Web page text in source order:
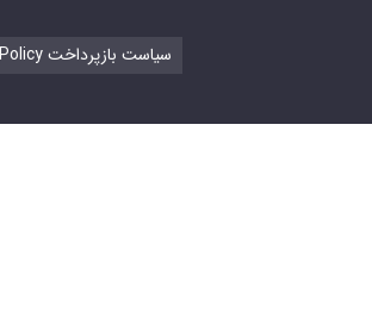
Refund Policy سیاست بازپرداخت